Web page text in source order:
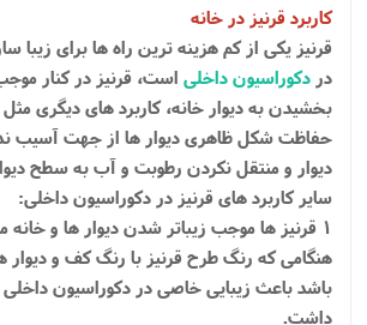
کاربرد قرنیز در خانه
قرنیز یکی از کم هزینه ترین راه ها برای زیبا
در دکوراسیون داخلی است، قرنیز در کنار
بخشیدن به دیوار خانه، کاربرد های دیگری
حفاظت شکل ظاهری دیوار ها از جهت آسیب
دیوار و منتقل نکردن رطوبت و آب به سطح
سایر کاربرد های قرنیز در دکوراسیون داخلی:
1 قرنیز ها موجب زیباتر شدن دیوار ها و خانه
هنگامی که رنگ طرح قرنیز با رنگ کف و دیوار
باشد باعث زیبایی خاصی در دکوراسیون
داشت.